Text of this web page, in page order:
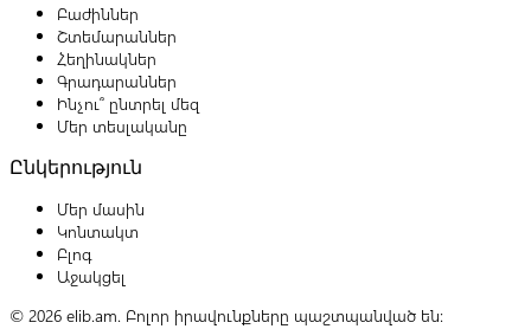
Բաժիններ
Շտեմարաններ
Հեղինակներ
Գրադարաններ
Ինչու՞ ընտրել մեզ
Մեր տեսլականը
Ընկերություն
Մեր մասին
Կոնտակտ
Բլոգ
Աջակցել
© 2026 elib.am. Բոլոր իրավունքները պաշտպանված են: